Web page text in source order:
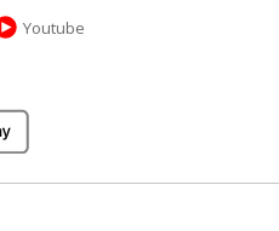
Youtube